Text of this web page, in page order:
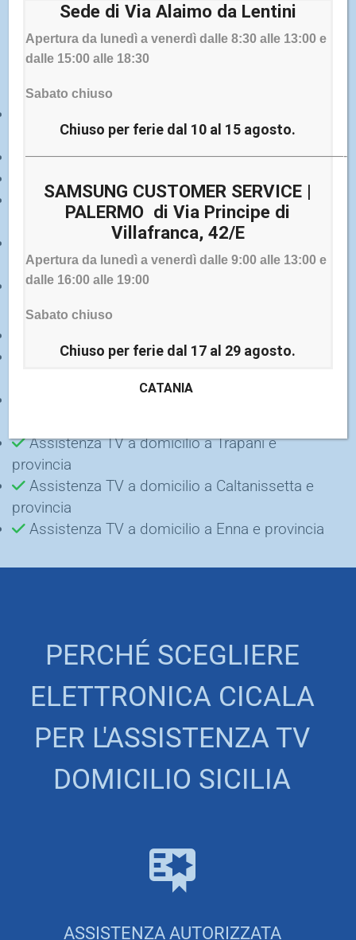
Cicala copre i principali interventi di riparazione
televisori. Per saperne di più visita la pagina
centro
assistenza televisori Sicilia
TV a domicilio
Sostituzione barre LED TV a domicilio
Riparazione/sostituzione scheda madre TV a
domicilio
Sostituzione/Riparazione One Connect TV a
domicilio
Sostituzione spinotto antenna TV a domicilio
Installazione a parete TV grandi schermi a
Assistenza TV a domicilio a Trapani e
provincia
Assistenza TV a domicilio a Caltanissetta e
provincia
Assistenza TV a domicilio a Enna e provincia
PERCHÉ SCEGLIERE
ELETTRONICA CICALA
PER L'ASSISTENZA TV
DOMICILIO SICILIA
ASSISTENZA AUTORIZZATA
Sede di Via Alaimo da Lentini
Apertura da lunedì a venerdì dalle 8:30 alle 13:00 e
dalle 15:00 alle 18:30
Sabato chiuso
Chiuso per ferie dal 10 al 15 agosto.
—————————————————————————-
SAMSUNG CUSTOMER SERVICE |
PALERMO di Via Principe di
Villafranca, 42/E
Apertura da lunedì a venerdì dalle 9:00 alle 13:00 e
dalle 16:00 alle 19:00
Sabato chiuso
Chiuso per ferie dal 17 al 29 agosto.
CATANIA